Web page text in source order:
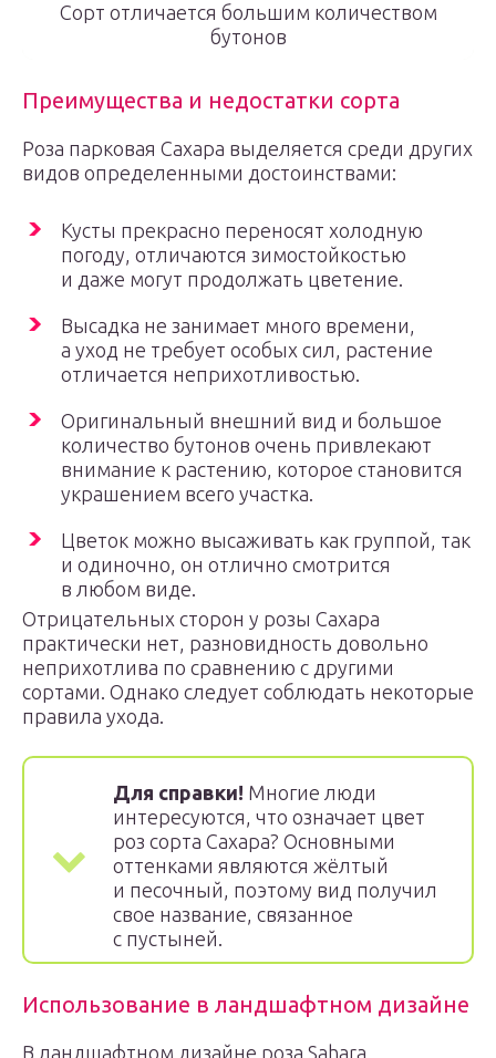
Сорт отличается большим количеством
бутонов
Преимущества и недостатки сорта
Роза парковая Сахара выделяется среди других
видов определенными достоинствами:
Кусты прекрасно переносят холодную
погоду, отличаются зимостойкостью
и даже могут продолжать цветение.
Высадка не занимает много времени,
а уход не требует особых сил, растение
отличается неприхотливостью.
Оригинальный внешний вид и большое
количество бутонов очень привлекают
внимание к растению, которое становится
украшением всего участка.
Цветок можно высаживать как группой, так
и одиночно, он отлично смотрится
в любом виде.
Отрицательных сторон у розы Сахара
практически нет, разновидность довольно
неприхотлива по сравнению с другими
сортами. Однако следует соблюдать некоторые
правила ухода.
Для справки! Многие люди
интересуются, что означает цвет
роз сорта Сахара? Основными
оттенками являются жёлтый
и песочный, поэтому вид получил
свое название, связанное
с пустыней.
Использование в ландшафтном дизайне
В ландшафтном дизайне роза Sahara